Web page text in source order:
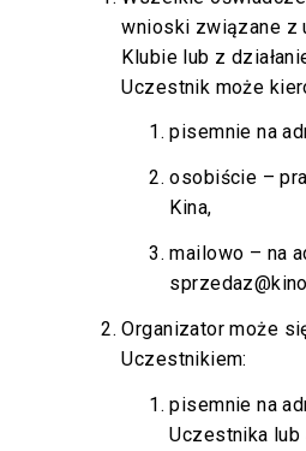
wnioski związane z
Klubie lub z
Uczestnik może
pisemnie na
osobiście –
Kina,
mailowo – na
Organizator może
Uczestnikiem:
pisemnie na
Uczestnika